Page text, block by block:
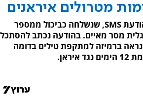
מטרולים איראנים
ישראלים רבים קיבלו הודעת SMS, שנשלחה כביכול ממספר
מסר מאיים. בהודעה נכתב להסתכל
ברמיזה למתקפת טילים בדומה